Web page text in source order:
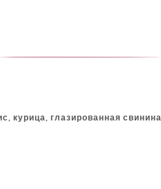
курица, глазированная